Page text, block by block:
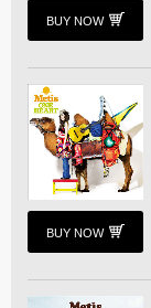
BUY NOW
BUY NOW